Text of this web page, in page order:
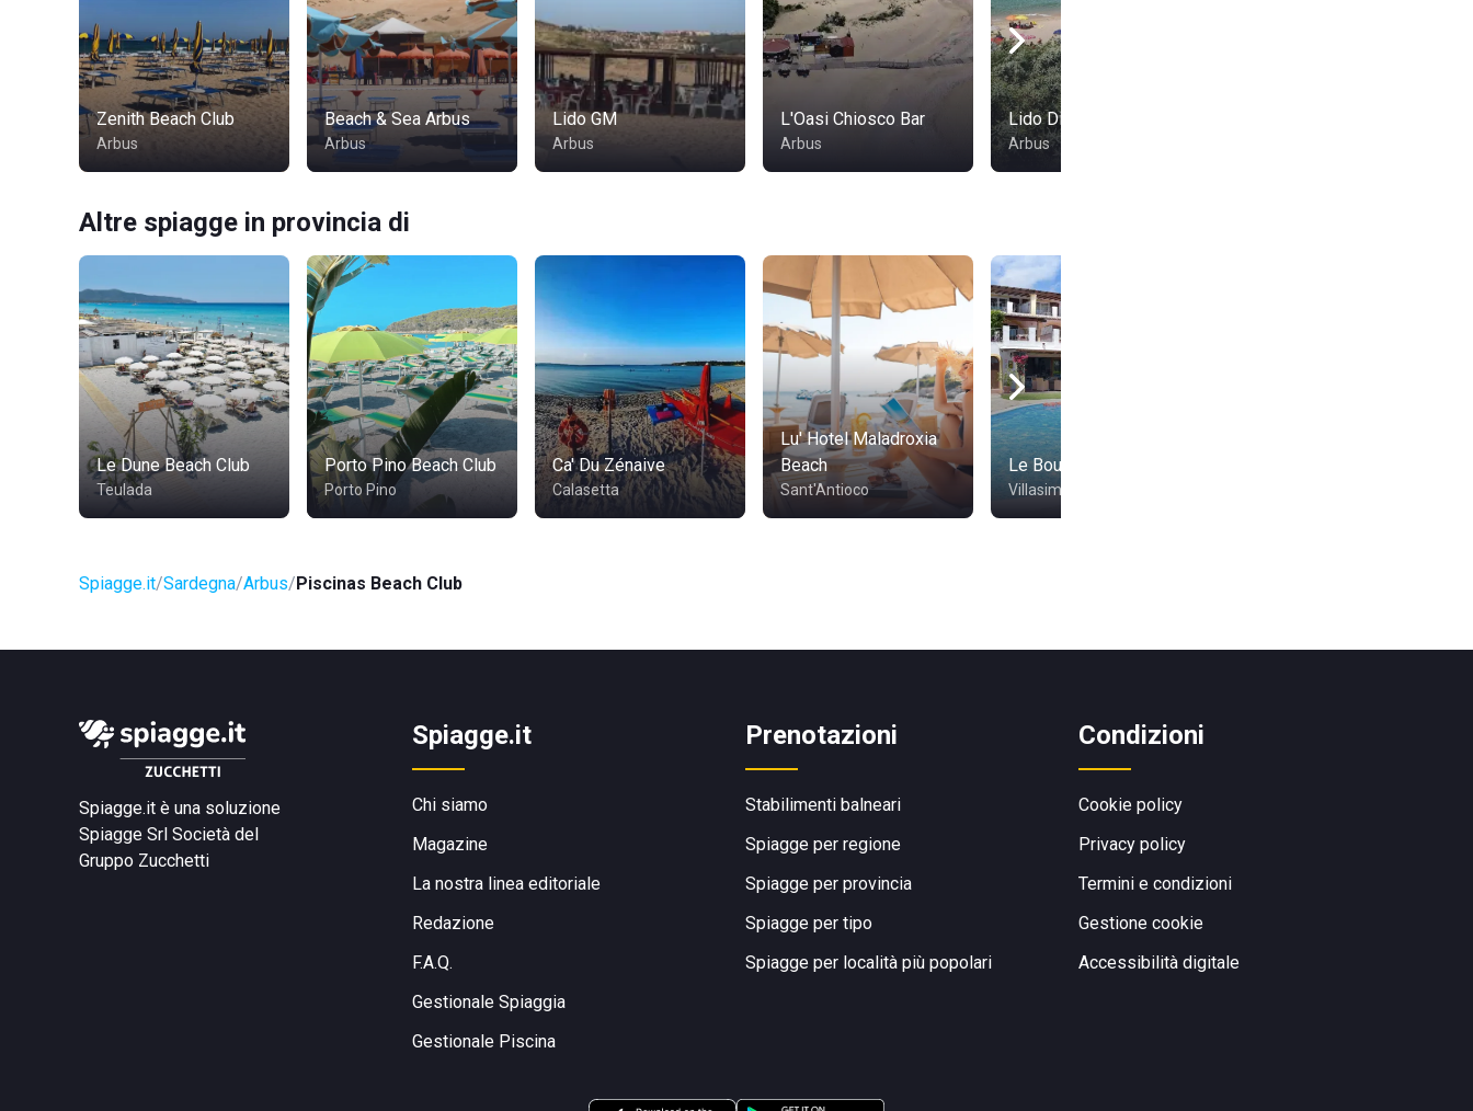
Zenith Beach Club
Arbus
Beach & Sea Arbus
Arbus
Lido GM
Arbus
L'Oasi Chiosco Bar
Arbus
Lido Di Scivu
Arbus
Altre spiagge in provincia di
Le Dune Beach Club
Teulada
Porto Pino Beach Club
Porto Pino
Ca' Du Zénaive
Calasetta
Lu' Hotel Maladroxia
Beach
Sant'Antioco
Le Bouganville
Villasimius
Spiagge.it Sardegna Arbus Piscinas Beach Club
Spiagge.it è una soluzione
Spiagge Srl Società del
Gruppo Zucchetti
Spiagge.it
Chi siamo
Magazine
La nostra linea editoriale
Redazione
F.A.Q.
Gestionale Spiaggia
Gestionale Piscina
Prenotazioni
Stabilimenti balneari
Spiagge per regione
Spiagge per provincia
Spiagge per tipo
Spiagge per località più popolari
Condizioni
Cookie policy
Privacy policy
Termini e condizioni
Gestione cookie
Accessibilità digitale